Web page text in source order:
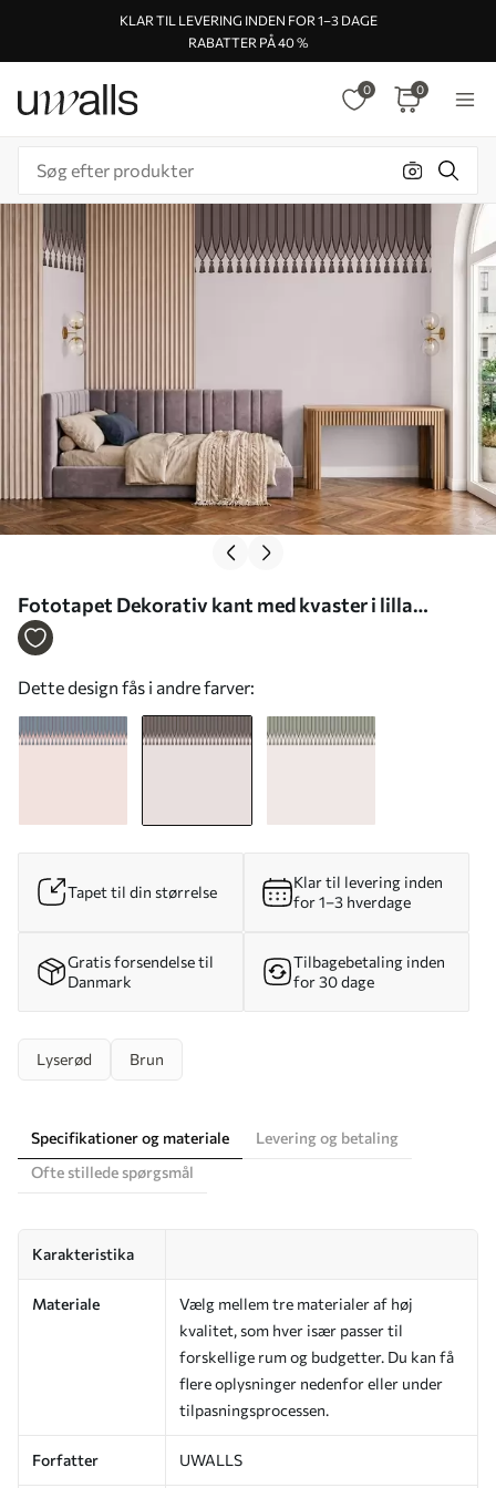
KLAR TIL LEVERING INDEN FOR 1–3 DAGE
RABATTER PÅ 40 %
0 0
Fototapet Dekorativ kant med kvaster i lilla
nuancer Nr. w05544v1
Dette design fås i andre farver:
Tapet til din størrelse
Klar til levering inden
for 1–3 hverdage
Gratis forsendelse til
Danmark
Tilbagebetaling inden
for 30 dage
Lyserød Brun
Specifikationer og materiale
Levering og betaling
Ofte stillede spørgsmål
Karakteristika
Materiale
Vælg mellem tre materialer af høj
kvalitet, som hver især passer til
forskellige rum og budgetter. Du kan få
flere oplysninger nedenfor eller under
tilpasningsprocessen.
Forfatter UWALLS